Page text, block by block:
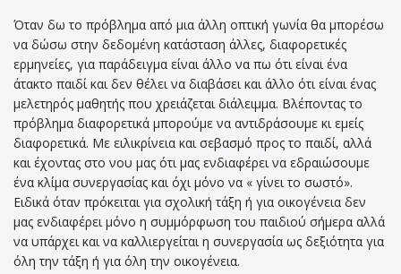
Όταν δω το πρόβλημα από μια άλλη οπτική γωνία θα μπορέσω
να δώσω στην δεδομένη κατάσταση άλλες, διαφορετικές
ερμηνείες, για παράδειγμα είναι άλλο να πω ότι είναι ένα
άτακτο παιδί και δεν θέλει να διαβάσει και άλλο ότι είναι ένας
μελετηρός μαθητής που χρειάζεται διάλειμμα. Βλέποντας το
πρόβλημα διαφορετικά μπορούμε να αντιδράσουμε κι εμείς
διαφορετικά. Με ειλικρίνεια και σεβασμό προς το παιδί, αλλά
και έχοντας στο νου μας ότι μας ενδιαφέρει να εδραιώσουμε
ένα κλίμα συνεργασίας και όχι μόνο να « γίνει το σωστό».
Ειδικά όταν πρόκειται για σχολική τάξη ή για οικογένεια δεν
μας ενδιαφέρει μόνο η συμμόρφωση του παιδιού σήμερα αλλά
να υπάρχει και να καλλιεργείται η συνεργασία ως δεξιότητα για
όλη την τάξη ή για όλη την οικογένεια.